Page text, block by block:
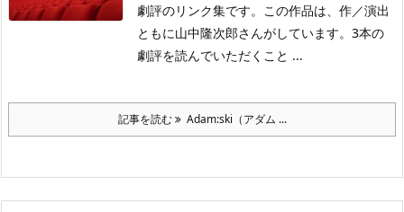
劇評のリンク集です。この作品は、作／演出
ともに山中隆次郎さんがしています。3本の
劇評を読んでいただくこと ...
記事を読む Adam:ski（アダム ...